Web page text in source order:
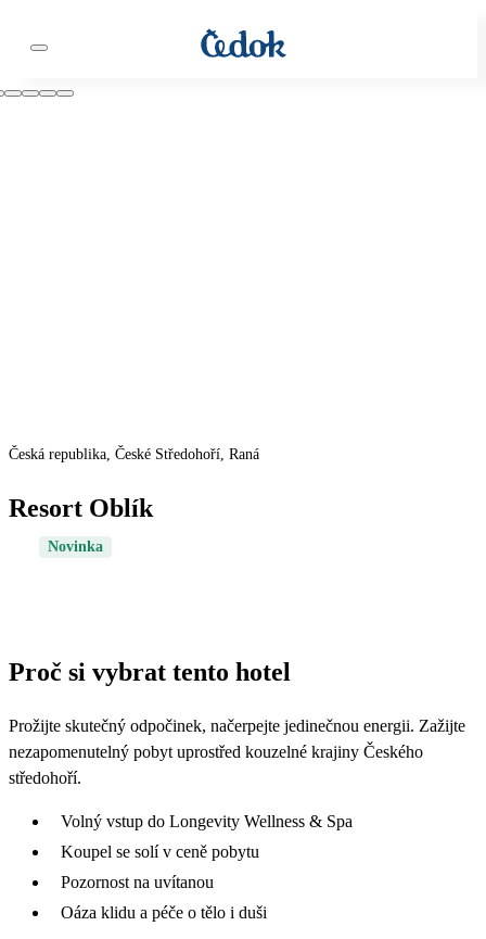
Česká republika, České Středohoří, Raná
Resort Oblík
Novinka
Proč si vybrat tento hotel
Prožijte skutečný odpočinek, načerpejte jedinečnou energii. Zažijte
nezapomenutelný pobyt uprostřed kouzelné krajiny Českého
středohoří.
Volný vstup do Longevity Wellness & Spa
Koupel se solí v ceně pobytu
Pozornost na uvítanou
Oáza klidu a péče o tělo i duši